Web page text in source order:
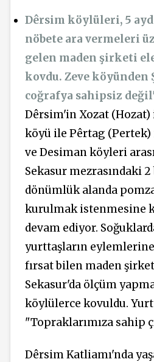
Dêrsim köylüleri, 5
nöbete ara vermeleri
gelen maden şirketi
kovdu. Zeve köyünden
coğrafya sahipsiz
Dêrsim'in Xozat
köyü ile Pêrtag (Pertek)
ve Desiman köyleri
Sekasur mezrasındaki
dönümlük alanda
kurulmak istenmesine
devam ediyor.
yurttaşların
fırsat bilen maden
Sekasur'da ölçüm
köylülerce kovuldu.
"Topraklarımıza sahip
Dêrsim Katliamı'nda